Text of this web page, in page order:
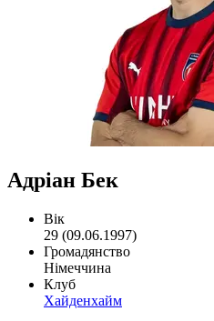
Адріан Бек
Вік
29 (09.06.1997)
Громадянство
Німеччина
Клуб
Хайденхайм